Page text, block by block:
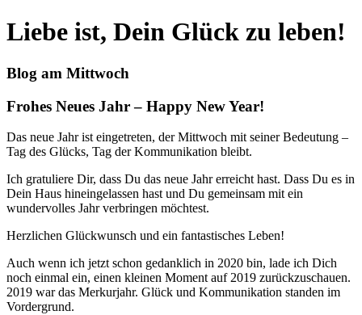
Liebe ist, Dein Glück zu leben!
Blog am Mittwoch
Frohes Neues Jahr – Happy New Year!
Das neue Jahr ist eingetreten, der Mittwoch mit seiner Bedeutung –
Tag des Glücks, Tag der Kommunikation bleibt.
Ich gratuliere Dir, dass Du das neue Jahr erreicht hast. Dass Du es in
Dein Haus hineingelassen hast und Du gemeinsam mit ein
wundervolles Jahr verbringen möchtest.
Herzlichen Glückwunsch und ein fantastisches Leben!
Auch wenn ich jetzt schon gedanklich in 2020 bin, lade ich Dich
noch einmal ein, einen kleinen Moment auf 2019 zurückzuschauen.
2019 war das Merkurjahr. Glück und Kommunikation standen im
Vordergrund.